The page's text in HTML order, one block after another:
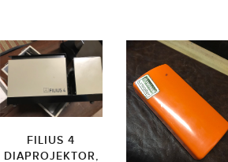
FILIUS 4
DIAPROJEKTOR,